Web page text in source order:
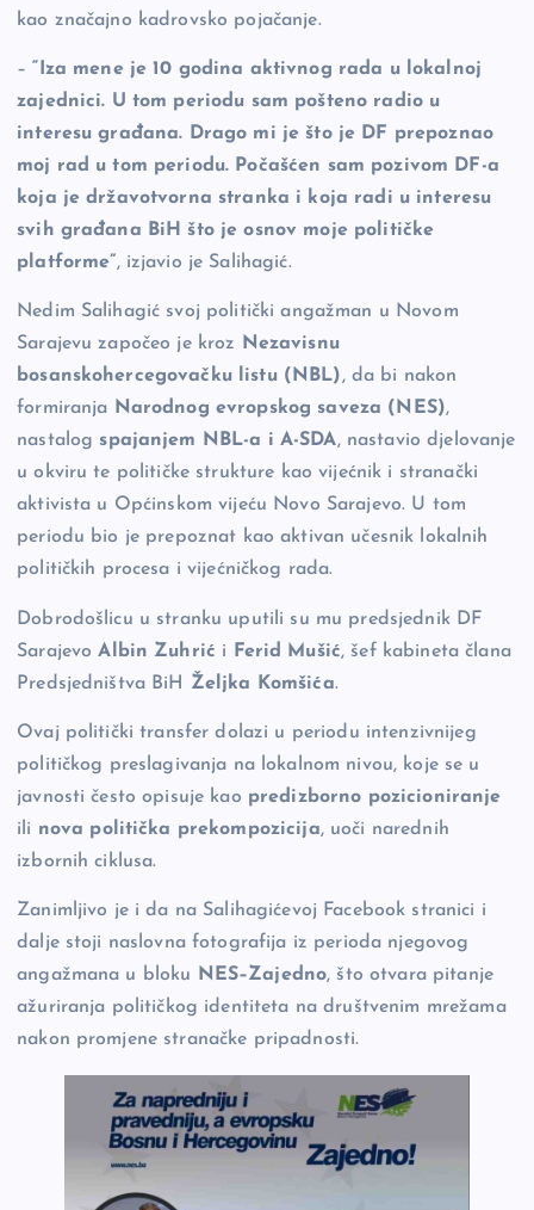
kao značajno kadrovsko pojačanje.
–“Iza mene je 10 godina aktivnog rada u lokalnoj
zajednici. U tom periodu sam pošteno radio u
interesu građana. Drago mi je što je DF prepoznao
moj rad u tom periodu. Počašćen sam pozivom DF-a
koja je državotvorna stranka i koja radi u interesu
svih građana BiH što je osnov moje političke
platforme”, izjavio je Salihagić.
Nedim Salihagić svoj politički angažman u Novom
Sarajevu započeo je kroz Nezavisnu
bosanskohercegovačku listu (NBL), da bi nakon
formiranja Narodnog evropskog saveza (NES),
nastalog spajanjem NBL-a i A-SDA, nastavio djelovanje
u okviru te političke strukture kao vijećnik i stranački
aktivista u Općinskom vijeću Novo Sarajevo. U tom
periodu bio je prepoznat kao aktivan učesnik lokalnih
političkih procesa i vijećničkog rada.
Dobrodošlicu u stranku uputili su mu predsjednik DF
SarajevoAlbin Zuhrić i Ferid Mušić, šef kabineta člana
Predsjedništva BiH Željka Komšića.
Ovaj politički transfer dolazi u periodu intenzivnijeg
političkog preslagivanja na lokalnom nivou, koje se u
javnosti često opisuje kao predizborno pozicioniranje
ili nova politička prekompozicija, uoči narednih
izbornih ciklusa.
Zanimljivo je i da na Salihagićevoj Facebook stranici i
dalje stoji naslovna fotografija iz perioda njegovog
angažmana u bloku
NES–Zajedno, što otvara pitanje
ažuriranja političkog identiteta na društvenim mrežama
nakon promjene stranačke pripadnosti.